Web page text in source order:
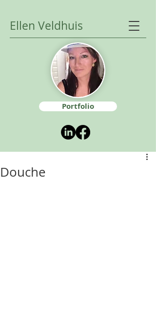
Ellen Veldhuis
Portfolio
Douche